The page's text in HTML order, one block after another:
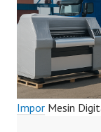
Impor Mesin